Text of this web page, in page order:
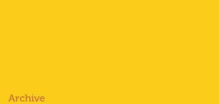
Archive